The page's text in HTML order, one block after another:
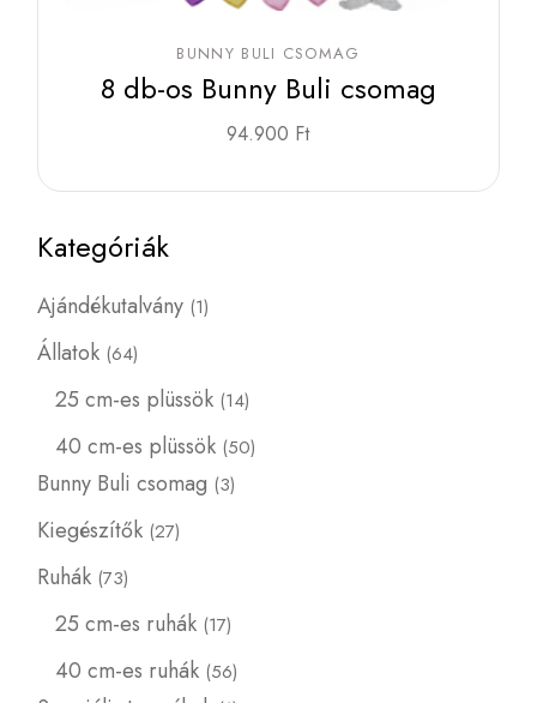
BUNNY BULI CSOMAG
8 db-os Bunny Buli csomag
94.900 Ft
Kategóriák
Ajándékutalvány 1
Állatok 64
25 cm-es plüssök 14
40 cm-es plüssök 50
Bunny Buli csomag 3
Kiegészítők 27
Ruhák 73
25 cm-es ruhák 17
40 cm-es ruhák 56